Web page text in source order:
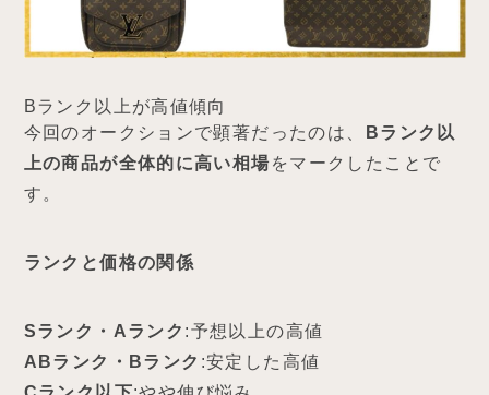
Bランク以上が高値傾向
今回のオークションで顕著だったのは、
Bランク以
上の商品が全体的に高い相場をマークしたことで
す。
ランクと価格の関係
Sランク・Aランク :予想以上の高値
ABランク・Bランク :安定した高値